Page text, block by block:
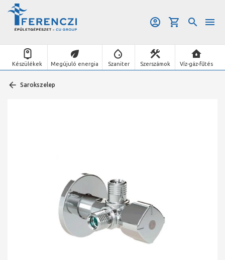
Készülékek Megújuló energia Szaniter Szerszámok Víz-gáz-fűtés
Sarokszelep